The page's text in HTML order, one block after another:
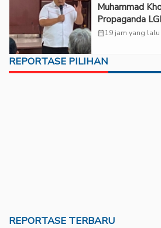
Muhammad
Propaganda
dan Minta
calendar_month19 jam yang lalu
REPORTASE PILIHAN
REPORTASE TERBARU